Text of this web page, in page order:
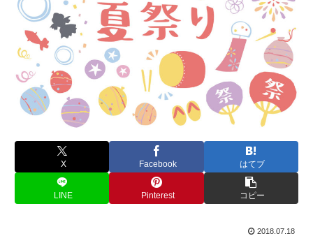
X Facebook はてブ
LINE Pinterest コピー
2018.07.18